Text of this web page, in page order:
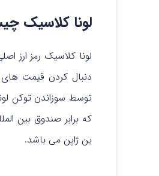
لونا کلاسیک
لونا کلاسیک رمز ارز
ین ژاپن می باشد.